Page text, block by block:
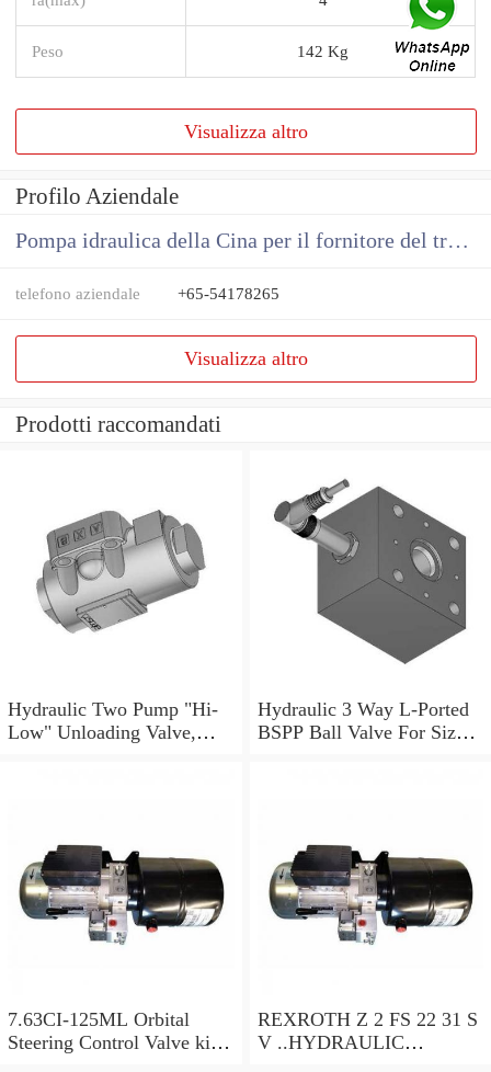
Peso 142 Kg
Visualizza altro
Profilo Aziendale
Pompa idraulica della Cina per il fornitore del trattore
telefono aziendale +65-54178265
Visualizza altro
Prodotti raccomandati
Hydraulic Two Pump "Hi-
Low" Unloading Valve,
Hydraulic 3 Way L-Ported
BSPP Ball Valve For Sizes
7.63CI-125ML Orbital
Steering Control Valve kit
REXROTH Z 2 FS 22 31 S
V ..HYDRAULIC